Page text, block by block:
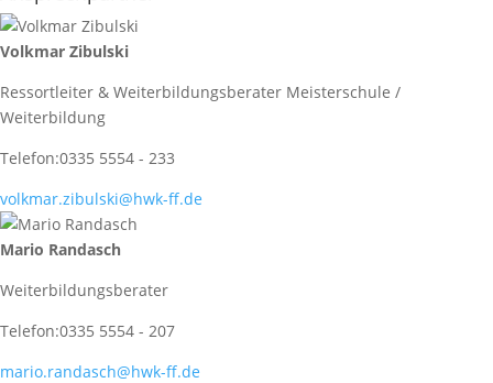
Volkmar Zibulski
Ressortleiter & Weiterbildungsberater Meisterschule /
Weiterbildung
Telefon:0335 5554 - 233
volkmar.zibulski@hwk-ff.de
Mario Randasch
Weiterbildungsberater
Telefon:0335 5554 - 207
mario.randasch@hwk-ff.de